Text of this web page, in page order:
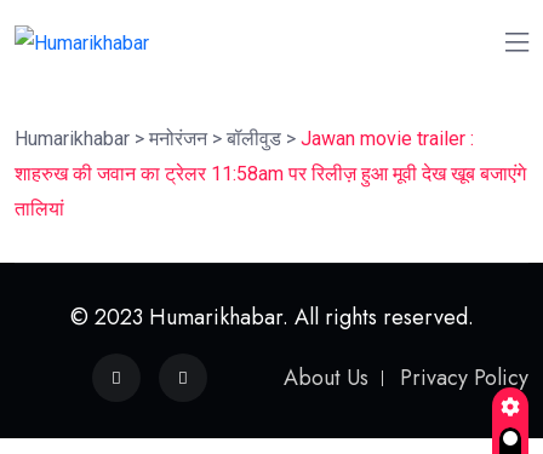
Humarikhabar > मनोरंजन> बॉलीवुड > Jawan movie trailer :
शाहरुख की जवान का ट्रेलर 11:58am पर रिलीज़ हुआ मूवी देख खूब बजाएंगे
तालियां
© 2023 Humarikhabar. All rights reserved.
About Us
Privacy Policy